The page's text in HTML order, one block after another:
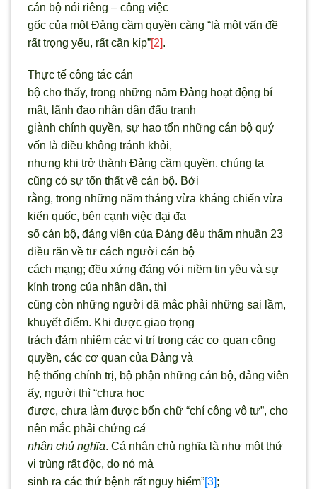
cán bộ nói riêng – công việc
gốc của một Đảng cầm quyền càng “là một vấn đề
rất trọng yếu, rất cần kíp”[2].
Thực tế công tác cán
bộ cho thấy, trong những năm Đảng hoạt động bí
mật, lãnh đạo nhân dân đấu tranh
giành chính quyền, sự hao tổn những cán bộ quý
vốn là điều không tránh khỏi,
nhưng khi trở thành Đảng cầm quyền, chúng ta
cũng có sự tổn thất về cán bộ. Bởi
rằng, trong những năm tháng vừa kháng chiến vừa
kiến quốc, bên cạnh việc đại đa
số cán bộ, đảng viên của Đảng đều thấm nhuần 23
điều răn về tư cách người cán bộ
cách mạng; đều xứng đáng với niềm tin yêu và sự
kính trọng của nhân dân, thì
cũng còn những người đã mắc phải những sai lầm,
khuyết điểm. Khi được giao trọng
trách đảm nhiệm các vị trí trong các cơ quan công
quyền, các cơ quan của Đảng và
hệ thống chính trị, bộ phận những cán bộ, đảng viên
ấy, người thì “chưa học
được, chưa làm được bốn chữ “chí công vô tư”, cho
nên mắc phải chứng cá
nhân chủ nghĩa. Cá nhân chủ nghĩa là như một thứ
vi trùng rất độc, do nó mà
sinh ra các thứ bệnh rất nguy hiểm”[3];